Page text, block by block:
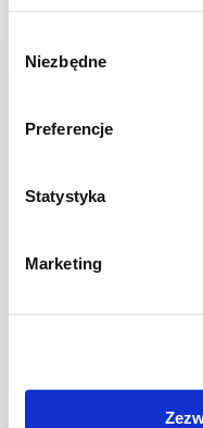
zgody
Niezbędne
Preferencje
Statystyka
Marketing
Ciasto